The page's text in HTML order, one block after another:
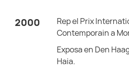
2000
Rep el Prix
Contemporain a
Exposa en Den
Haia.